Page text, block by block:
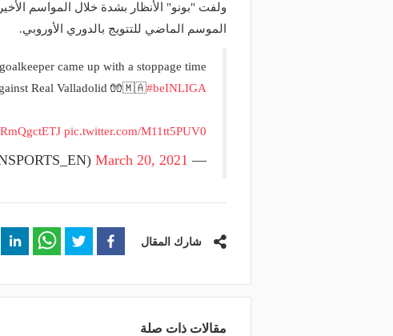
ولفت "بونو" الأنظار بشدة خلال المواسم
الموسم الماضي للتتويج بالدوري الأوروبي.
came up with a stoppage time
Real Valladolid 🧤🇲🇦#beINLIGA
pic.twitter.com/M11tt5PUV0
— beIN SPORTS (@beINSPORTS_EN)
March 20, 2021
شارك المقال
مقالات ذات صلة